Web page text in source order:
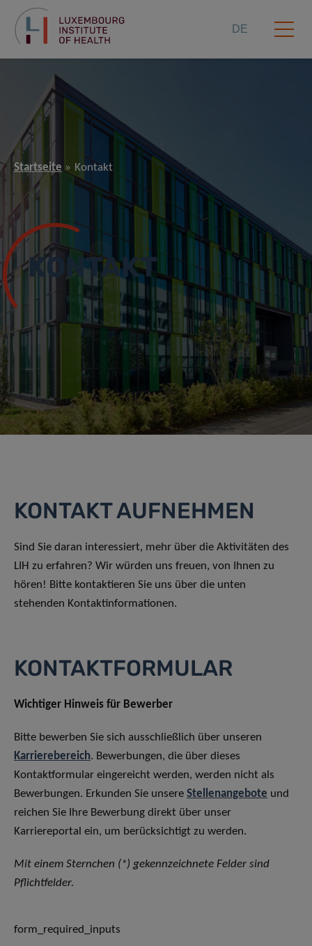
DE
Startseite Kontakt
KONTAKT
KONTAKT AUFNEHMEN
Sind Sie daran interessiert, mehr über die Aktivitäten des
LIH zu erfahren? Wir würden uns freuen, von Ihnen zu
hören! Bitte kontaktieren Sie uns über die unten
stehenden Kontaktinformationen.
KONTAKTFORMULAR
Wichtiger Hinweis für Bewerber
Bitte bewerben Sie sich ausschließlich über unseren
Karrierebereich. Bewerbungen, die über dieses
Kontaktformular eingereicht werden, werden nicht als
Bewerbungen. Erkunden Sie unsere Stellenangebote und
reichen Sie Ihre Bewerbung direkt über unser
Karriereportal ein, um berücksichtigt zu werden.
Mit einem Sternchen (*) gekennzeichnete Felder sind
Pflichtfelder.
form_required_inputs